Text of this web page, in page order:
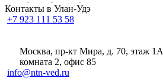
Контакты в Улан-Удэ
+7 923 111 53 58
Москва, пр-кт Мира, д. 70, этаж 1А
комната 2, офис 85
info@ntn-ved.ru